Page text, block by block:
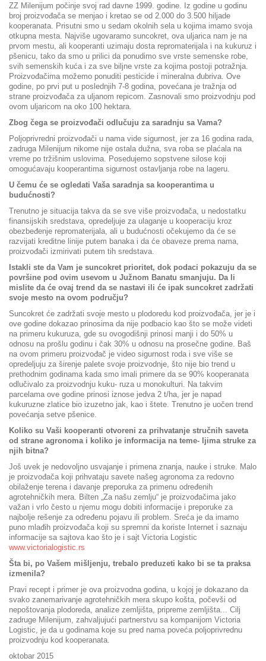
ZZ Milenijum počinje svoj rad davne 1999. godine. Iz godine u godinu
broj proizvođača se menjao i kretao se od 2.000 do 3.500 hiljade
kooperanata. Prisutni smo u sedam okolnih sela u kojima imamo svoja
otkupna mesta. Najviše ugovaramo suncokret, ova uljarica nam je na
prvom mestu, ali kooperanti uzimaju dosta repromaterijala i na kukuruz i
pšenicu, tako da smo u prilici da ponudimo sve vrste semenske robe,
svih semenskih kuća i za sve biljne vrste za kojima postoji potražnja.
Proizvođačima možemo ponuditi pesticide i mineralna đubriva. Ove
godine, po prvi put u poslednjih 7-8 godina, povećana je tražnja od
strane proizvođača za uljanom repicom. Zasnovali smo proizvodnju pod
ovom uljaricom na oko 100 hektara.
Zbog čega se proizvođači odlučuju za saradnju sa Vama?
Poljoprivredni proizvođači u nama vide sigurnost, jer za 16 godina rada,
zadruga Milenijum nikome nije ostala dužna, sva roba se plaćala na
vreme po tržišnim uslovima. Posedujemo sopstvene silose koji
omogućavaju kooperantima sigurnost ostavljanja robe na lageru.
U čemu će se ogledati Vaša saradnja sa kooperantima u
budućnosti?
Trenutno je situacija takva da se sve više proizvođača, u nedostatku
finansijskih sredstava, opredeljuje za ulaganje u kooperaciju kroz
obezbeđenje repromaterijala, ali u budućnosti očekujemo da će se
razvijati kreditne linije putem banaka i da će obaveze prema nama,
proizvođači izmirivati putem tih sredstava.
Istakli ste da Vam je suncokret prioritet, dok podaci pokazuju da se
površine pod ovim usevom u Južnom Banatu smanjuju. Da li
mislite da će ovaj trend da se nastavi ili će ipak suncokret zadržati
svoje mesto na ovom području?
Suncokret će zadržati svoje mesto u plodoredu kod proizvođača, jer je i
ove godine dokazao prinosima da nije podbacio kao što se može videti
na primeru kukuruza, gde su ovogodišnji prinosi manji i do 50% u
odnosu na prošlu godinu i čak 30% u odnosu na prosečne godine. Baš
na ovom primeru proizvođač je video sigurnost roda i sve više se
opredeljuju za širenje palete svoje proizvodnje, što nije bio trend u
prethodnim godinama kada smo imali primere da se 90% kooperanata
odlučivalo za proizvodnju kuku- ruza u monokulturi. Na takvim
parcelama ove godine prinosi iznose jedva 2 t/ha, jer je napad
kukuruzne zlatice bio izuzetno jak, kao i štete. Trenutno je uočen trend
povećanja setve pšenice.
Koliko su Vaši kooperanti otvoreni za prihvatanje stručnih saveta
od strane agronoma i koliko je informacija na teme- ljima struke za
njih bitna?
Još uvek je nedovoljno usvajanje i primena znanja, nauke i struke. Malo
je proizvođača koji prihvataju savete našeg agronoma za redovno
obilaženje terena i davanje preporuka za primenu određenih
agrotehničkih mera. Bilten „Za našu zemlju“ je proizvođačima jako
važan i vrlo često u njemu mogu dobiti informacije i preporuke za
najbolje rešenje za određenu pojavu ili problem. Sreća je da imamo
puno mlađih proizvođača koji su spremni da koriste Internet i saznaju
informacije sa sajtova kao što je i sajt Victoria Logistic
www.victorialogistic.rs
Šta bi, po Vašem mišljenju, trebalo preduzeti kako bi se ta praksa
izmenila?
Pravi recept i primer je ova proizvodna godina, u kojoj je dokazano da
svako zanemarivanje agrotehničkih mera skupo košta, počevši od
nepoštovanja plodoreda, analize zemljišta, pripreme zemljišta... Cilj
zadruge Milenijum, zahvaljujući partnerstvu sa kompanijom Victoria
Logistic, je da u godinama koje su pred nama poveća poljoprivrednu
proizvodnju kod kooperanata.
oktobar 2015